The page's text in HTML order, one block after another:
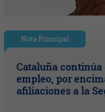
Nota Principal
Cataluña continúa
empleo, por
afiliaciones a la